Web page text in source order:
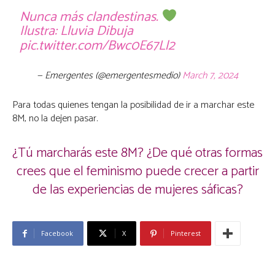
Nunca más clandestinas.
Ilustra: Lluvia Dibuja
pic.twitter.com/Bwc0E67Ll2
— Emergentes (@emergentesmedio)March 7, 2024
Para todas quienes tengan la posibilidad de ir a marchar este
8M, no la dejen pasar.
¿Tú marcharás este 8M? ¿De qué otras formas
crees que el feminismo puede crecer a partir
de las experiencias de mujeres sáficas?
Facebook X Pinterest